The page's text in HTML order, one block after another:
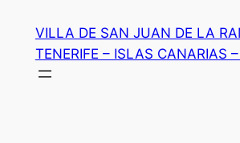
contenido
VILLA DE SAN JUAN DE LA
TENERIFE – ISLAS CANARIAS